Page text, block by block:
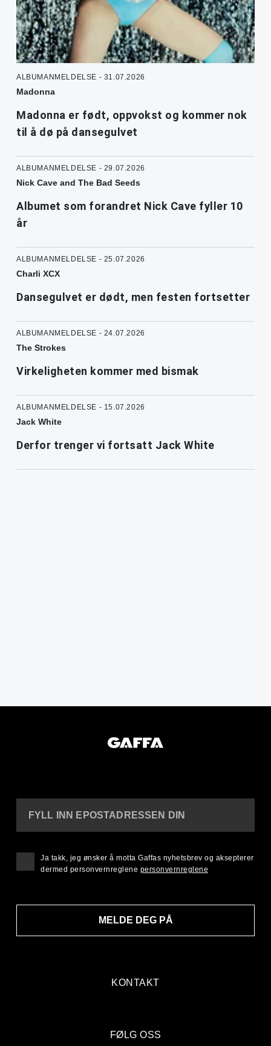
ALBUMANMELDELSE - 31.07.2026
Madonna
Madonna er født, oppvokst og kommer nok
til å dø på dansegulvet
ALBUMANMELDELSE - 29.07.2026
Nick Cave and The Bad Seeds
Albumet som forandret Nick Cave fyller 10
år
ALBUMANMELDELSE - 25.07.2026
Charli XCX
Dansegulvet er dødt, men festen fortsetter
ALBUMANMELDELSE - 24.07.2026
The Strokes
Virkeligheten kommer med bismak
ALBUMANMELDELSE - 15.07.2026
Jack White
Derfor trenger vi fortsatt Jack White
KONTAKT
FYLL INN EPOSTADRESSEN DIN
MELDE DEG PÅ
Ja takk, jeg ønsker å motta Gaffas nyhetsbrev og aksepterer
dermed personvernreglene personvernreglene
FØLG OSS